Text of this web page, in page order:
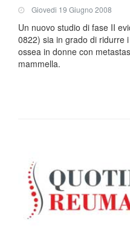
Giovedi 19 Giugno 2008
Un nuovo studio di fase II
0822) sia in grado di ridurre
ossea in donne con
mammella.